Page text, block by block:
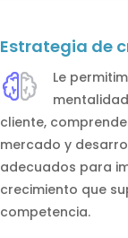
Estrategia de
Le
cliente,
mercado y
adecuados para
crecimiento que
competencia.